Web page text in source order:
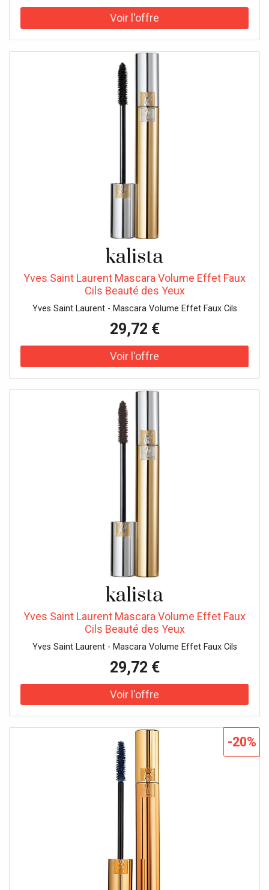
yeux Lines Liberated et un rouge à lèvres YSL Loveshine
Candy Glow teinte 1B. Préparez-vous à briller pour la nuit
la plus attendue de l'année. Depuis plus de 15 ans,
référence des mascaras volume. Souvent copié, jamais
égalé, il est reconnu pour son volume intense, toujours
impeccable jour après jour, allié à une formule soin pour
nourrir les cils. Pour réveiller votre regard, pensez à
appliquer Touche Éclat le Stylo sur le coin de l'œil et
l'arcade sourcilière. YSL LOVESHINE, le rouge à lèvres
des lèvres, pour les envelopper d'un film nourrissant de
couleur et de brillance, léger et confortable. Enrichie en 6
huiles nourrissantes et en pulpe de figue issue des Jardins
plus douces et en pleine santé.Conseils d'Utilisation : 1.
Commencez l'application à la racine des cils, à l'extérieur
de l'œil. 2. Appliquez la brosse sur les cils en effectuant un
mouvement de zig-zag vers le haut et vers l'extérieur. 3.
Sur les cils intérieurs et inférieurs, utilisez seulement la
pointe de la brosse et appliquez sur des cils
individuelsIngrédients :Avertissement : les listes
d'ingrédients entrant dans la composition des produits
sont régulièrement mises à jour. Avant toute utilisation
d'un produit, veuillez prendre connaissance de la liste
d'ingrédients située sur son emballage afin de vous
TRIISOSTEARATE • SQUALANE • BIS-
BEHENYL/ISOSTEARYL/PHYTOSTERYL DIMER DILINOLEYL
DIMER DILINOLEATE • BUTYROSPERMUM PARKII BUTTER
/ SHEA BUTTER • CELLULOSE • DIMER DILINOLEYL DIMER
DILINOLEATE • POLYGLYCERYL-3 BEESWAX • HELIANTHUS
ANNUUS SEED CERA / SUNFLOWER SEED WAX •
SIMMONDSIA CHINENSIS BUTTER / JOJOBA BUTTER •
EDULIS SEED OIL • PENTAERYTHRITYL TETRA-DI-T-BUTYL
HYDROXYHYDROCINNAMATE • CAPRYLIC/CAPRIC
TRIGLYCERIDE • CANOLA OIL • CI 77891 / TITANIUM
RED 28 LAKE • CI 45380 / RED 21 • TOCOPHEROL • CI
19140 / YELLOW 5 LAKE • ALUMINUM HYDROXIDE • FICUS
CARICA FRUIT EXTRACT / FIG FRUIT EXTRACT •
TOCOPHERYL ACETATE • SILICA • PARFUM / FRAGRANCE
(F.I.L. N70037253/2). 768849 6 - INGREDIENTS: AQUA /
COPOLYMER • ORYZA SATIVA CERA ...
Yves Saint Laurent Mascara Volume Effet Faux
Cils Beauté des Yeux
Yves Saint Laurent - Mascara Volume Effet Faux Cils
29,72 €
Yves Saint Laurent Mascara Volume Effet Faux
Cils Beauté des Yeux
Yves Saint Laurent - Mascara Volume Effet Faux Cils
29,72 €
-20%